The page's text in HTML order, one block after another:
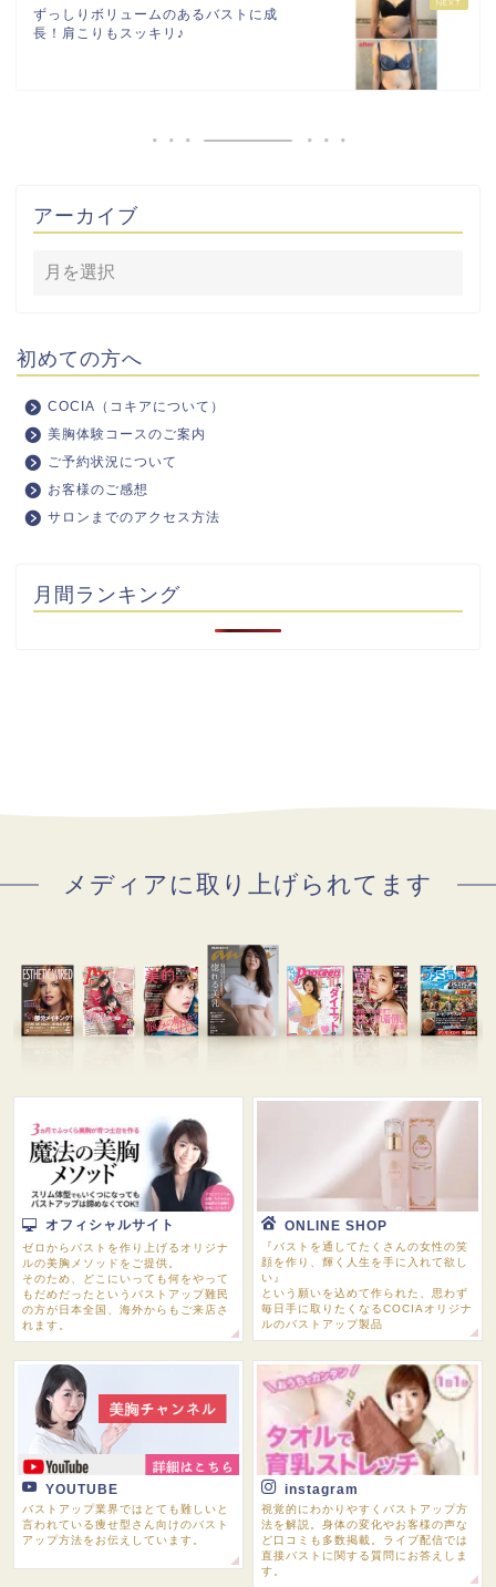
ずっしりボリュームのあるバストに成
長！肩こりもスッキリ♪
アーカイブ
初めての方へ
COCIA（コキアについて）
美胸体験コースのご案内
ご予約状況について
お客様のご感想
サロンまでのアクセス方法
月間ランキング
メディアに取り上げられてます
オフィシャルサイト
ゼロからバストを作り上げるオリジナ
ルの美胸メソッドをご提供。
そのため、どこにいっても何をやって
もだめだったというバストアップ難民
の方が日本全国、海外からもご来店さ
れます。
ONLINE SHOP
『バストを通してたくさんの女性の笑
顔を作り、輝く人生を手に入れて欲し
い』
という願いを込めて作られた、思わず
毎日手に取りたくなるCOCIAオリジナ
ルのバストアップ製品
YOUTUBE
バストアップ業界ではとても難しいと
言われている痩せ型さん向けのバスト
アップ方法をお伝えしています。
instagram
視覚的にわかりやすくバストアップ方
法を解説。身体の変化やお客様の声な
ど口コミも多数掲載。ライブ配信では
直接バストに関する質問にお答えしま
す。